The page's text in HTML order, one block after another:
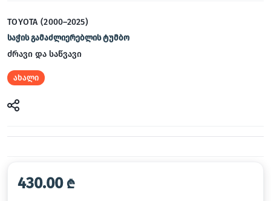
TOYOTA (2000–2025)
საჭის გამაძლიერებლის ტუმბო
ძრავი და საწვავი
ახალი
430.00 ₾